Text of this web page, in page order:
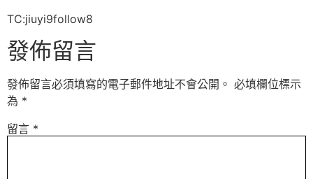
TC:jiuyi9follow8
發佈留言
發佈留言必須填寫的電子郵件地址不會公開。 必填欄位標示
為 *
留言 *